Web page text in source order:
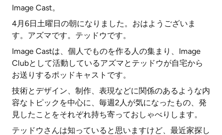
Image Cast。
4月6日土曜日の朝になりました。おはようございま
す。アズマです。テッドウです。
Image Castは、個人でものを作る人の集まり、Image
Clubとして活動しているアズマとテッドウが自宅から
お送りするポッドキャストです。
技術とデザイン、制作、表現などに関係のあるような内
容なトピックを中心に、毎週2人が気になったもの、発
見したことをそれぞれ持ち寄っておしゃべりします。
テッドウさんは知っていると思いますけど、最近家探し